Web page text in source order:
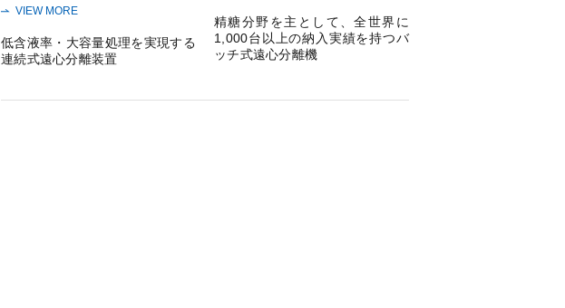
VIEW MORE
低含液率・大容量処理を実現する
連続式遠心分離装置
精糖分野を主として、全世界に
1,000台以上の納入実績を持つバ
ッチ式遠心分離機